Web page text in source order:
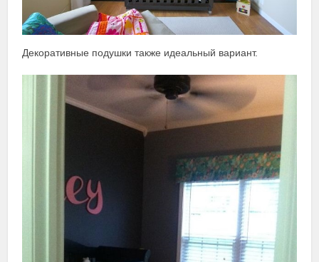
Декоративные подушки также идеальный вариант.